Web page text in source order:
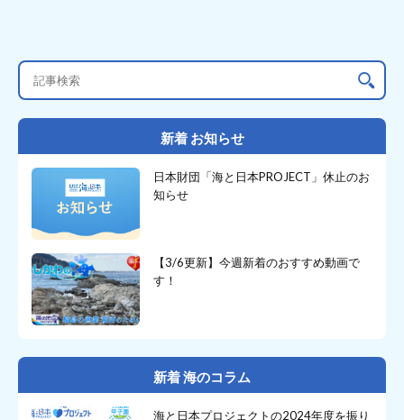
新着 お知らせ
日本財団「海と日本PROJECT」休止のお
知らせ
【3/6更新】今週新着のおすすめ動画で
す！
新着 海のコラム
海と日本プロジェクトの2024年度を振り